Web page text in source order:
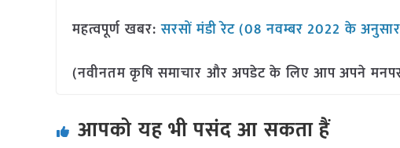
महत्वपूर्ण खबर: सरसों मंडी रेट (08 नवम्बर 2022 के
(नवीनतम कृषि समाचार और अपडेट के लिए आप अपने
आपको यह भी पसंद आ सकता हैं